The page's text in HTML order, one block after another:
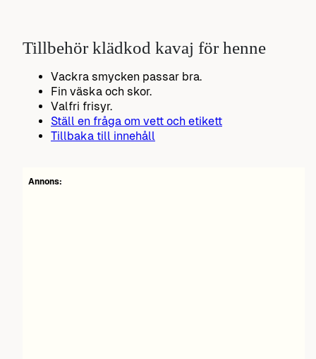
Tillbehör klädkod kavaj för henne
Vackra smycken passar bra.
Fin väska och skor.
Valfri frisyr.
Ställ en fråga om vett och etikett
Tillbaka till innehåll
Annons: